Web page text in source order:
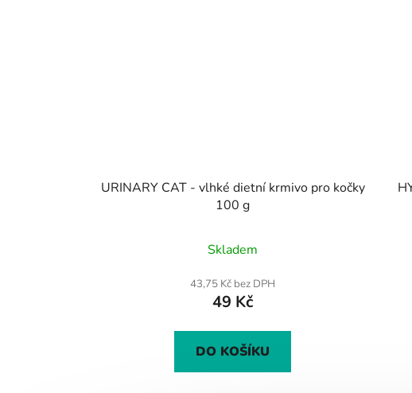
URINARY CAT - vlhké dietní krmivo pro kočky
100 g
hodnocení
produktu
je
z
Skladem
43,75 Kč bez DPH
49 Kč
DO KOŠÍKU